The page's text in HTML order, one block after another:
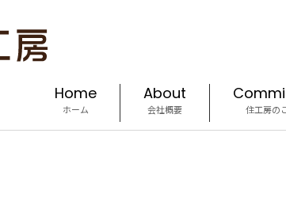
Home
ホーム
About
会社概要 住工房の